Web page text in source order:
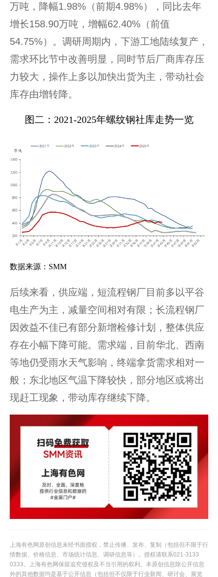
万吨，降幅1.98%（前期4.98%），同比去年
增长158.90万吨，增幅62.40%（前值
54.75%）。调研周期内，下游工地陆续复产，
需求环比节中改善明显，同时节后厂商库存压
力较大，操作上多以加快出货为主，带动社会
库存由增转降。
图二：2021-2025年螺纹钢社库走势一览
数据来源：SMM
后续来看，供应端，短流程钢厂目前多以平谷
电生产为主，减量空间相对有限；长流程钢厂
因效益不佳已有部分新增检修计划，整体供应
存在小幅下降可能。需求端，目前华北、西南
等地仍受雨水天气影响，终端拿货需求相对一
般；东北地区气温下降较快，部分地区或将出
现赶工现象，带动库存继续下降。
上海有色网原创信息未经书面授权，禁止传播、发布、复制（包括但不限于行
情数据、价格信息、市场统计信息、调研信息等）。授权请联系021-3133
0333。上海有色网保留追究侵权及不当引用的权利。本原创信息除公开信息
外的其他数据均是基于公开信息（包括但不仅限于行业新闻、研讨会、展览